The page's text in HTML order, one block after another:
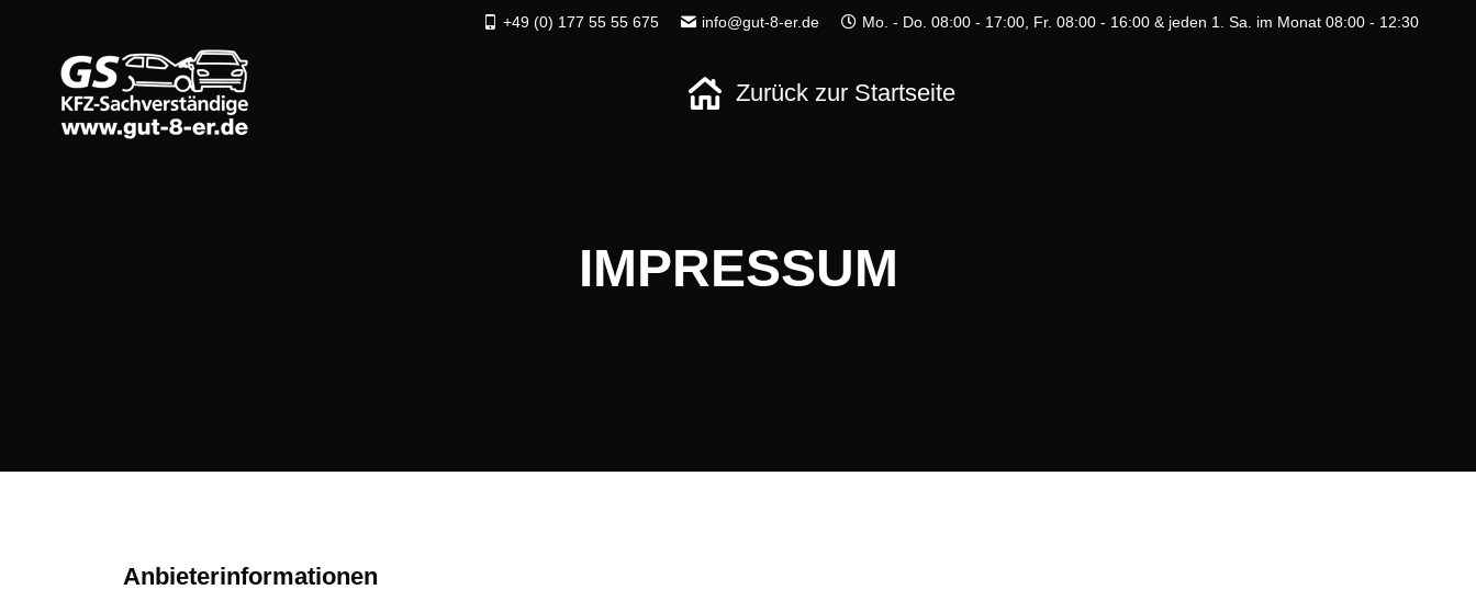
+49 (0) 177 55 55 675 info@gut-8-er.de Mo. - Do. 08:00 - 17:00, Fr. 08:00 - 16:00 & jeden 1. Sa. im Monat 08:00 - 12:30
Zurück zur Startseite
IMPRESSUM
Anbieterinformationen